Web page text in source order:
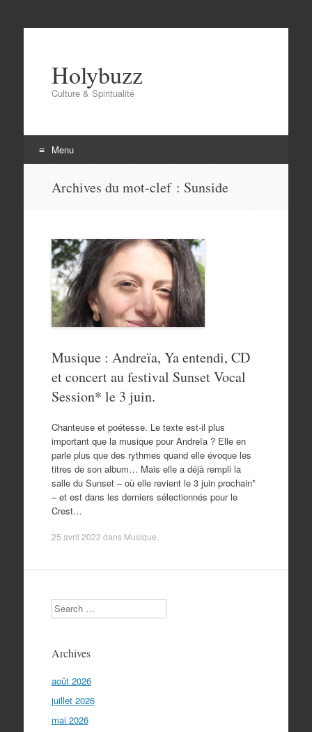
Holybuzz
Culture & Spiritualité
Menu
Archives du mot-clef : Sunside
Musique : Andreïa, Ya entendi, CD
et concert au festival Sunset Vocal
Session* le 3 juin.
Chanteuse et poétesse. Le texte est-il plus
important que la musique pour Andreïa ? Elle en
parle plus que des rythmes quand elle évoque les
titres de son album… Mais elle a déjà rempli la
salle du Sunset – où elle revient le 3 juin prochain*
– et est dans les derniers sélectionnés pour le
Crest…
25 avril 2022 dans Musique
Search
Archives
août 2026
juillet 2026
mai 2026